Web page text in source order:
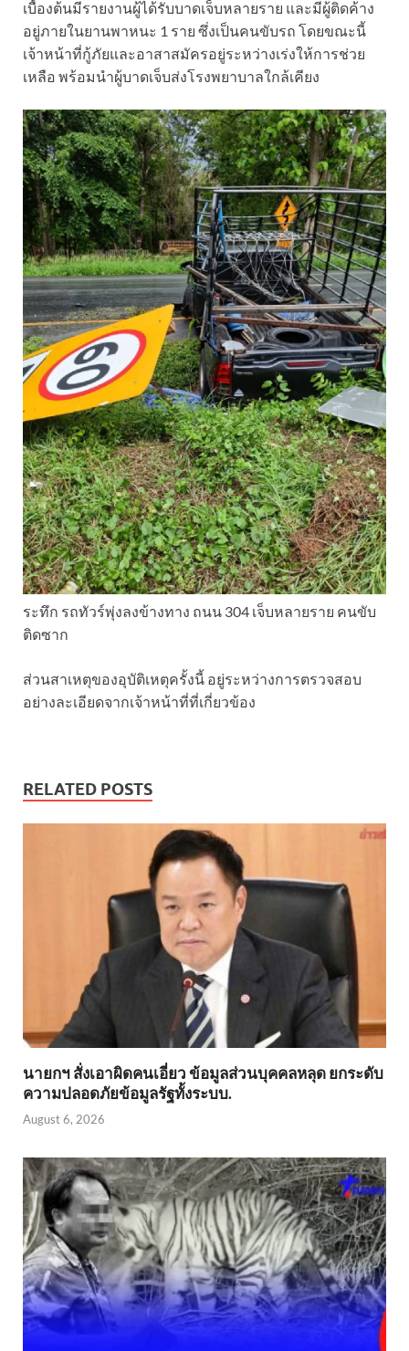
เบื้องต้นมีรายงานผู้ได้รับบาดเจ็บหลายราย และมีผู้ติดค้าง
อยู่ภายในยานพาหนะ 1 ราย ซึ่งเป็นคนขับรถ โดยขณะนี้
เจ้าหน้าที่กู้ภัยและอาสาสมัครอยู่ระหว่างเร่งให้การช่วย
เหลือ พร้อมนำผู้บาดเจ็บส่งโรงพยาบาลใกล้เคียง
ระทึก รถทัวร์พุ่งลงข้างทาง ถนน 304 เจ็บหลายราย คนขับ
ติดซาก
ส่วนสาเหตุของอุบัติเหตุครั้งนี้ อยู่ระหว่างการตรวจสอบ
อย่างละเอียดจากเจ้าหน้าที่ที่เกี่ยวข้อง
RELATED POSTS
นายกฯ สั่งเอาผิดคนเอี่ยว ข้อมูลส่วนบุคคลหลุด ยกระดับ
ความปลอดภัยข้อมูลรัฐทั้งระบบ.
August 6, 2026